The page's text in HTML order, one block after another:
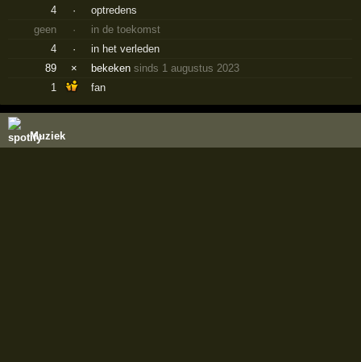
4 ·
optredens
geen
·
in de toekomst
4
·
in het verleden
89
× bekekensinds 1 augustus 2023
1
fan
Muziek